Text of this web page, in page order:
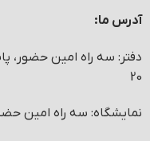
آدرس ما:
20
نمایشگاه: سه راه امین حضور،